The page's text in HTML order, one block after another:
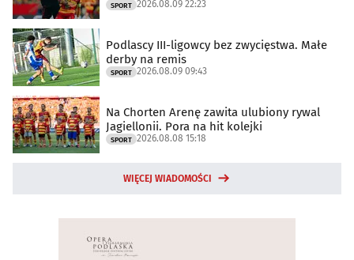
SPORT 2026.08.09 22:23
Podlascy III-ligowcy bez zwycięstwa. Małe
derby na remis
SPORT 2026.08.09 09:43
Na Chorten Arenę zawita ulubiony rywal
Jagiellonii. Pora na hit kolejki
SPORT 2026.08.08 15:18
WIĘCEJ WIADOMOŚCI